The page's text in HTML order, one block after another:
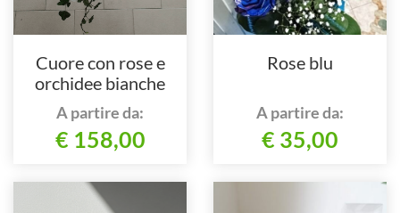
Cuore con rose e
orchidee bianche
A partire da:
€ 158,00
Rose blu
A partire da:
€ 35,00